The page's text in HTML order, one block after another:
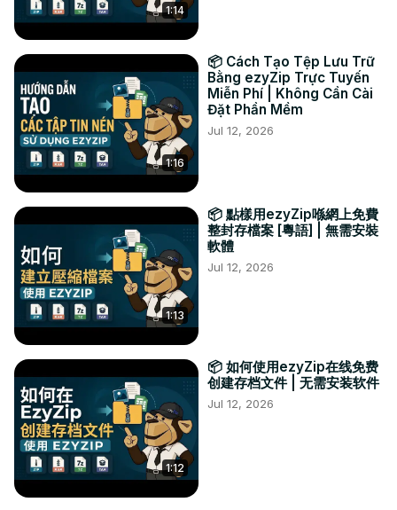
1:14
1:16
📦 Cách Tạo Tệp Lưu Trữ
Bằng ezyZip Trực Tuyến
Miễn Phí | Không Cần Cài
Đặt Phần Mềm
Jul 12, 2026
1:13
📦 點樣用ezyZip喺網上免費
整封存檔案 [粵語] | 無需安裝
軟體
Jul 12, 2026
1:12
📦 如何使用ezyZip在线免费
创建存档文件 | 无需安装软件
Jul 12, 2026